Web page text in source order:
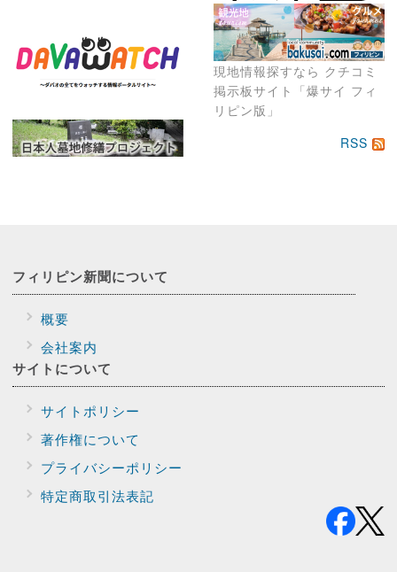
現地情報探すなら クチコミ
掲示板サイト「爆サイ フィ
リピン版」
RSS
フィリピン新聞について
概要
会社案内
サイトについて
サイトポリシー
著作権について
プライバシーポリシー
特定商取引法表記